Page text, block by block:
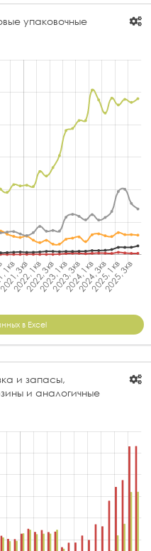
упаковочные
в Excel
и запасы,
и аналогичные